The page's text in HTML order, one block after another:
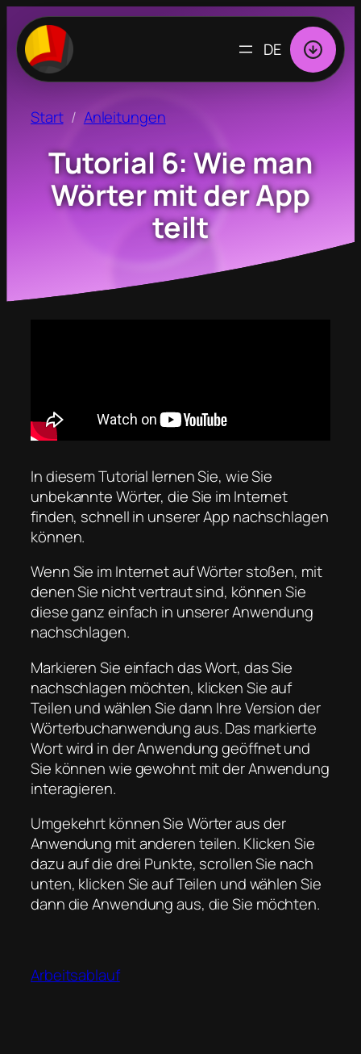
SPRACHE
AUSWÄHLEN
Start Anleitungen
Tutorial 6: Wie man
Wörter mit der App
teilt
In diesem Tutorial lernen Sie, wie Sie
unbekannte Wörter, die Sie im Internet
finden, schnell in unserer App nachschlagen
können.
Wenn Sie im Internet auf Wörter stoßen, mit
denen Sie nicht vertraut sind, können Sie
diese ganz einfach in unserer Anwendung
nachschlagen.
Markieren Sie einfach das Wort, das Sie
nachschlagen möchten, klicken Sie auf
Teilen und wählen Sie dann Ihre Version der
Wörterbuchanwendung aus. Das markierte
Wort wird in der Anwendung geöffnet und
Sie können wie gewohnt mit der Anwendung
interagieren.
Umgekehrt können Sie Wörter aus der
Anwendung mit anderen teilen. Klicken Sie
dazu auf die drei Punkte, scrollen Sie nach
unten, klicken Sie auf Teilen und wählen Sie
dann die Anwendung aus, die Sie möchten.
Arbeitsablauf